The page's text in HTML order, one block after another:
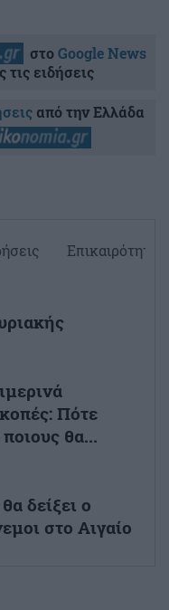
στοGoogle News
ειδήσεις
από την Ελλάδα
Επικαιρότητα
Πότε
ποιους θα...
δείξει ο
στο Αιγαίο